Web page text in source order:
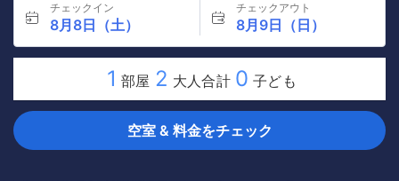
チェックイン
8月8日（土）
チェックアウト
8月9日（日）
1 部屋 2 大人合計 0 子ども
空室 & 料金をチェック